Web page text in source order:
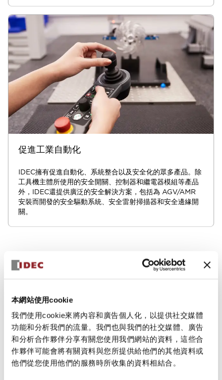
本網站使用cookie
我們使用cookie來將內容和廣告個人化，以提供社交媒體
功能和分析我們的流量。我們也與我們的社交媒體、廣告
和分析合作夥伴分享有關您使用我們網站的資料，這些合
作夥伴可能會將有關資料與您所提供給他們的其他資料或
他們從您使用他們的服務時所收集的資料相結合。
促進工業自動化
IDEC擁有促進自動化、系統整合以及安全化的眾多產品。除
工具機主體所使用的安全開關、控制器和繼電器模組等產品
外，IDEC還提供廣泛的安全解決方案，包括為 AGV/AMR
安裝而開發的安全驅動系統、安全雷射掃描器和安全邊緣開
關。
應用例與解決方案
降低機床成本的技巧簡單的讓人意外
尋找讓機床更小型化的可能性